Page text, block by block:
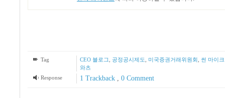
Tag CEO 블로그 공정공시제도 미국증권거래위원회
썬 마이
와츠
Response
1 Trackback 0 Comment